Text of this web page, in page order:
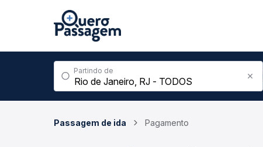
Partindo de
Passagem de ida Pagamento